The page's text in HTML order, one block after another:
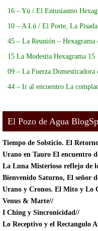
16 – Yü / El Entusiasmo
10 – A Lü / El Porte, La
45 – La Reunión – Hexagrama
15 La Modestia Hexagrama 15
09 – La Fuerza Domesticadora
44 – Ir al encuentro La
El Pozo de Agua
Tiempo de Solsticio. El
Urano en Tauro El encuentro
La Luna Misterioso reflejo de
Bienvenido Saturno, El señor
Urano y Cronos. El Mito y Lo
Venus & Marte//
I Ching y Sincronicidad//
Lo Receptivo y el Rectangulo